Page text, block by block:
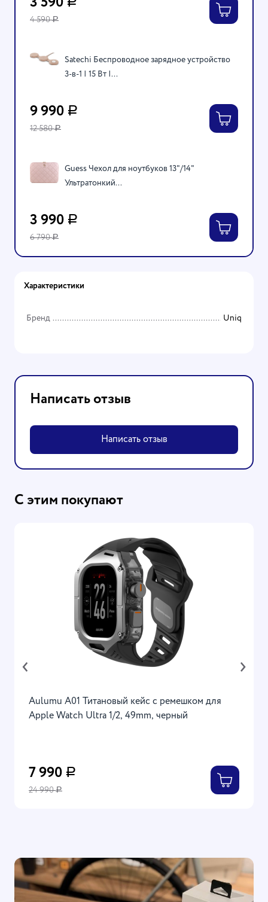
4 590Р
Satechi Беспроводное зарядное устройство
3-в-1 | 15 Вт |...
9 990 Р
12 580Р
Guess Чехол для ноутбуков 13"/14"
Ультратонкий...
3 990 Р
6 790Р
Характеристики
Бренд Uniq
Написать отзыв
Написать отзыв
С этим покупают
Aulumu A01 Титановый кейс с ремешком для
Apple Watch Ultra 1/2, 49mm, черный
7 990 Р
24 990Р
‹ ›